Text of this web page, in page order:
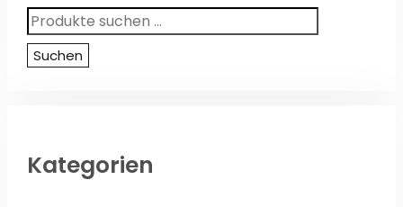
Suchen
nach:
Suchen
Kategorien